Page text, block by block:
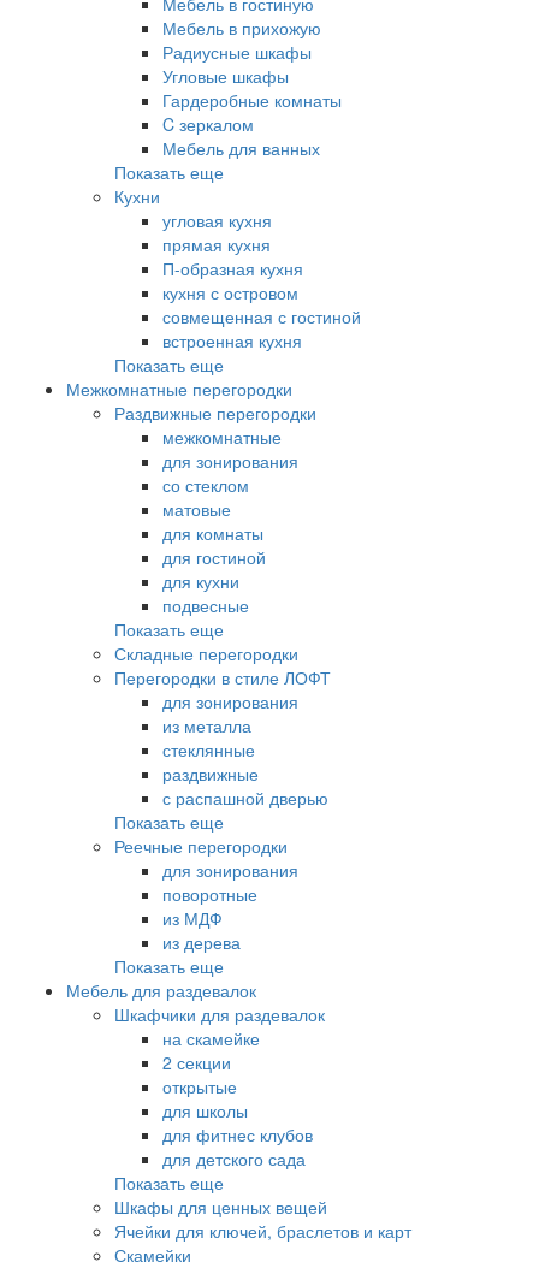
Мебель в прихожую
Радиусные шкафы
Угловые шкафы
Гардеробные комнаты
C зеркалом
Мебель для ванных
Показать еще
Кухни
угловая кухня
прямая кухня
П-образная кухня
кухня с островом
совмещенная с гостиной
встроенная кухня
Показать еще
Межкомнатные перегородки
Раздвижные перегородки
межкомнатные
для зонирования
со стеклом
матовые
для комнаты
для гостиной
для кухни
подвесные
Показать еще
Складные перегородки
Перегородки в стиле ЛОФТ
для зонирования
из металла
стеклянные
раздвижные
с распашной дверью
Показать еще
Реечные перегородки
для зонирования
поворотные
из МДФ
из дерева
Показать еще
Мебель для раздевалок
Шкафчики для раздевалок
на скамейке
2 секции
открытые
для школы
для фитнес клубов
для детского сада
Показать еще
Шкафы для ценных вещей
Ячейки для ключей, браслетов и карт
Скамейки